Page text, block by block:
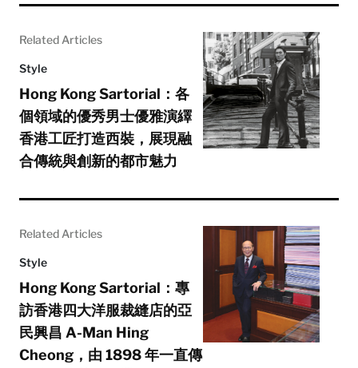
Related Articles
Style
Hong Kong Sartorial：各
個領域的優秀男士優雅演繹
香港工匠打造西裝，展現融
合傳統與創新的都市魅力
Related Articles
Style
Hong Kong Sartorial：專
訪香港四大洋服裁縫店的亞
民興昌 A-Man Hing
Cheong，由 1898 年一直傳